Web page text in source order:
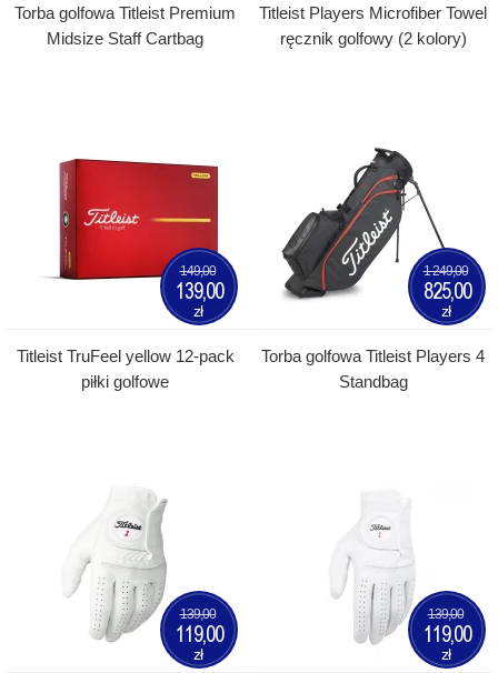
Torba golfowa Titleist Premium
Midsize Staff Cartbag
Titleist Players Microfiber Towel
ręcznik golfowy (2 kolory)
Titleist TruFeel yellow 12-pack
piłki golfowe
149,00
139,00
zł
Torba golfowa Titleist Players 4
Standbag
1 249,00
825,00
zł
139,00
119,00
zł
139,00
119,00
zł